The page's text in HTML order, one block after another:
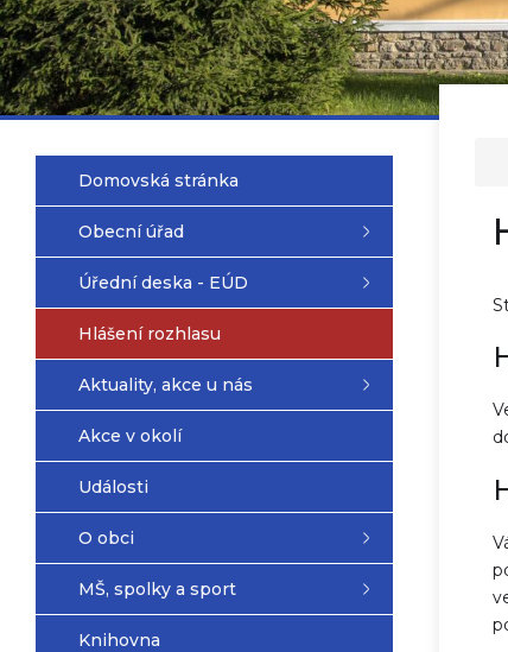
Domovská stránka
Obecní úřad
Úřední deska - EÚD
Hlášení rozhlasu
Aktuality, akce u nás
Akce v okolí
Události
O obci
MŠ, spolky a sport
Knihovna